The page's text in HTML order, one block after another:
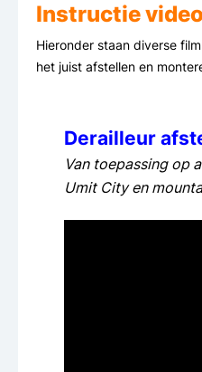
Instructie
Hieronder staan diverse
het juist afstellen en
Derailleur
Van toepassing op
Umit City en